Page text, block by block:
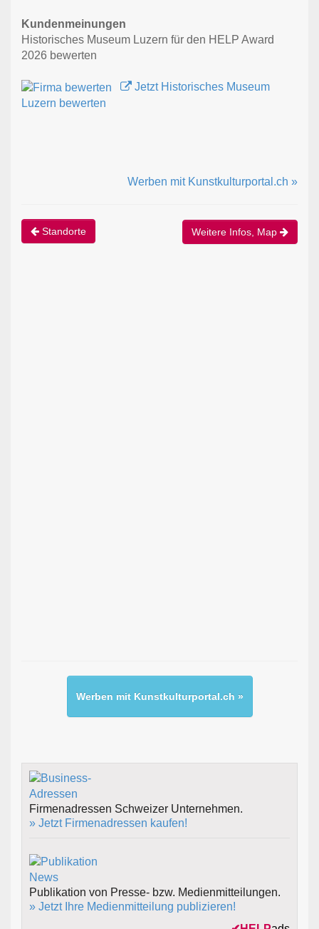
Kundenmeinungen
Historisches Museum Luzern für den HELP Award
2026 bewerten
Jetzt Historisches Museum
Luzern bewerten
Werben mit Kunstkulturportal.ch »
Standorte Weitere Infos, Map
Werben mit Kunstkulturportal.ch »
Firmenadressen Schweizer Unternehmen.
» Jetzt Firmenadressen kaufen!
Publikation von Presse- bzw. Medienmitteilungen.
» Jetzt Ihre Medienmitteilung publizieren!